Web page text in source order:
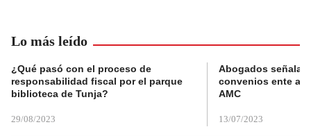
Lo más leído
¿Qué pasó con el proceso de
responsabilidad fiscal por el parque
biblioteca de Tunja?
29/08/2023
Abogados
convenios ente
AMC
13/07/2023